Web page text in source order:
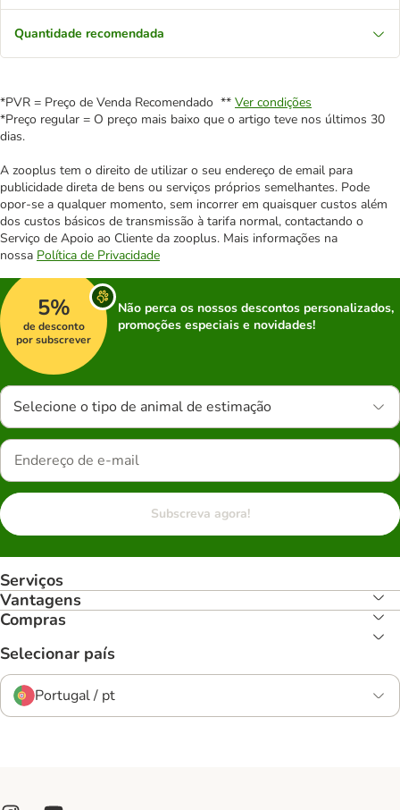
Quantidade recomendada
*PVR = Preço de Venda Recomendado ** Ver condições
*Preço regular = O preço mais baixo que o artigo teve nos últimos 30
dias.
A zooplus tem o direito de utilizar o seu endereço de email para
publicidade direta de bens ou serviços próprios semelhantes. Pode
opor-se a qualquer momento, sem incorrer em quaisquer custos além
dos custos básicos de transmissão à tarifa normal, contactando o
Serviço de Apoio ao Cliente da zooplus. Mais informações na
nossa Política de Privacidade
5%
de desconto
por subscrever
Não perca os nossos descontos personalizados,
promoções especiais e novidades!
Selecione o tipo de animal de estimação
Subscreva agora!
Serviços
Vantagens
Compras
Selecionar país
Portugal / pt